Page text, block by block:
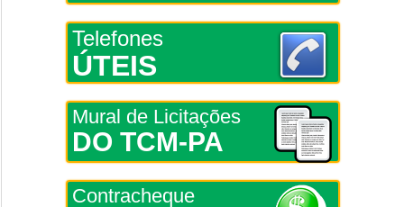
Telefones
ÚTEIS
Mural de Licitações
DO TCM-PA
Contracheque